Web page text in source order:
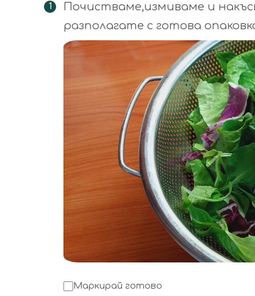
Почистваме,измиваме и
разполагате с готова
Маркирай готово